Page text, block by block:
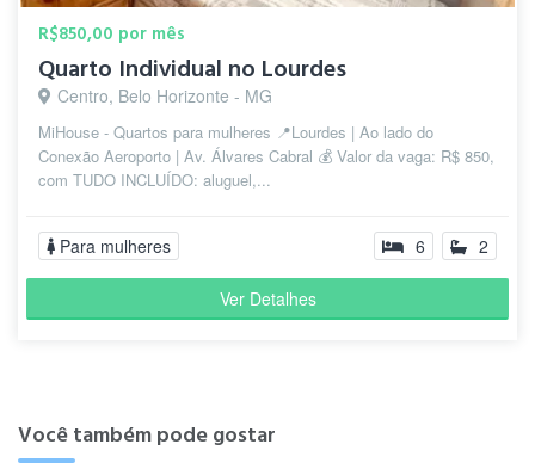
R$850,00 por mês
Quarto Individual no Lourdes
Centro, Belo Horizonte - MG
MiHouse - Quartos para mulheres 📍Lourdes | Ao lado do
Conexão Aeroporto | Av. Álvares Cabral 💰 Valor da vaga: R$ 850,
com TUDO INCLUÍDO: aluguel,...
Para mulheres 6 2
Ver Detalhes
Você também pode gostar